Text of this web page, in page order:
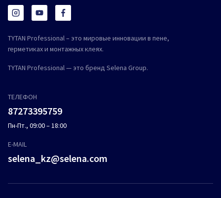
TYTAN Professional – это мировые инновации в пене,
герметиках и монтажных клеях.
TYTAN Professional — это бренд Selena Group.
ТЕЛЕФОН
87273395759
Пн-Пт., 09:00 – 18:00
E-MAIL
selena_kz@selena.com